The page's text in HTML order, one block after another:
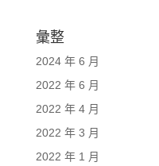
彙整
2024 年 6 月
2022 年 6 月
2022 年 4 月
2022 年 3 月
2022 年 1 月